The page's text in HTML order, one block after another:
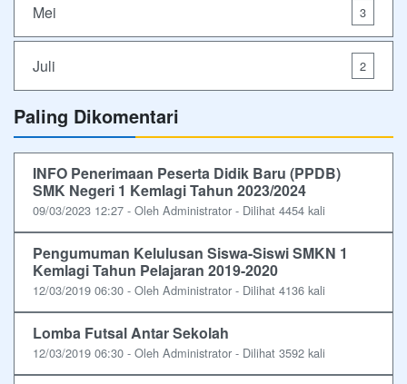
Mei 3
Juli 2
Paling Dikomentari
INFO Penerimaan Peserta Didik Baru (PPDB)
SMK Negeri 1 Kemlagi Tahun 2023/2024
09/03/2023 12:27 - Oleh Administrator - Dilihat 4454 kali
Pengumuman Kelulusan Siswa-Siswi SMKN 1
Kemlagi Tahun Pelajaran 2019-2020
12/03/2019 06:30 - Oleh Administrator - Dilihat 4136 kali
Lomba Futsal Antar Sekolah
12/03/2019 06:30 - Oleh Administrator - Dilihat 3592 kali